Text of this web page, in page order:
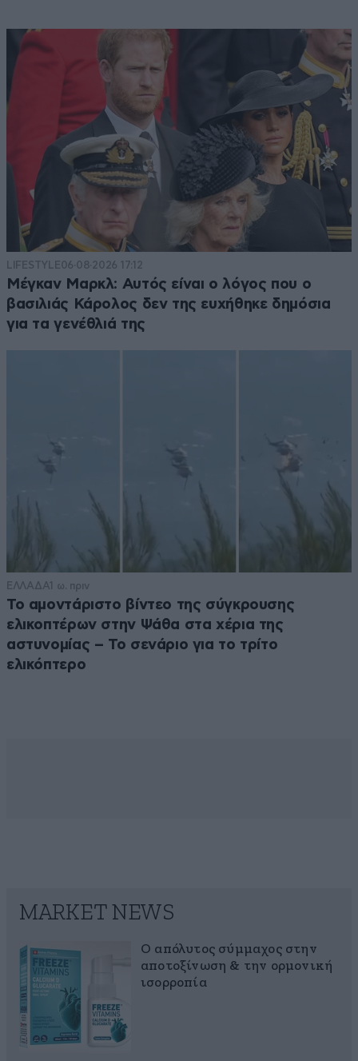
LIFESTYLE06·08·2026 17:12
Μέγκαν Μαρκλ: Αυτός είναι ο λόγος που ο
βασιλιάς Κάρολος δεν της ευχήθηκε δημόσια
για τα γενέθλιά της
ΕΛΛΑΔΑ1 ω. πριν
Το αμοντάριστο βίντεο της σύγκρουσης
ελικοπτέρων στην Ψάθα στα χέρια της
αστυνομίας – Το σενάριο για το τρίτο
ελικόπτερο
MARKET NEWS
Ο απόλυτος σύμμαχος στην
αποτοξίνωση & την ορμονική
ισορροπία